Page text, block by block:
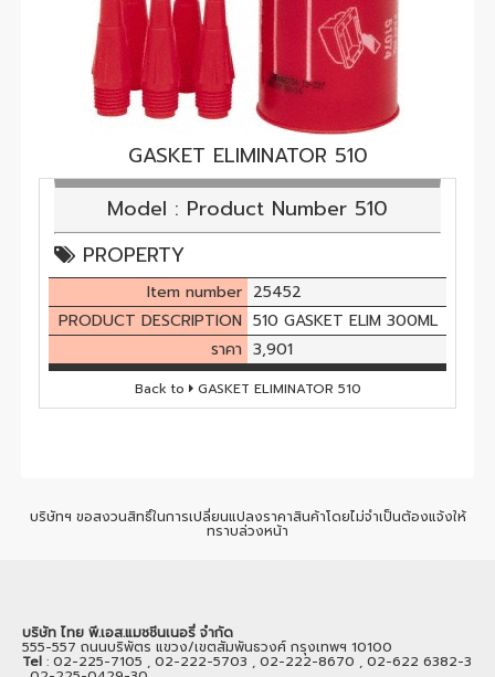
GASKET ELIMINATOR 510
Model : Product Number 510
PROPERTY
Item number 25452
PRODUCT DESCRIPTION 510 GASKET ELIM 300ML
ราคา 3,901
Back to GASKET ELIMINATOR 510
บริษัทฯ ขอสงวนสิทธิ์ในการเปลี่ยนแปลงราคาสินค้าโดยไม่จำเป็นต้องแจ้งให้
ทราบล่วงหน้า
บริษัท ไทย พี.เอส.แมชชีนเนอรี่ จำกัด
555-557 ถนนบริพัตร แขวง/เขตสัมพันธวงศ์ กรุงเทพฯ 10100
Tel : 02-225-7105 , 02-222-5703 , 02-222-8670 , 02-622 6382-3